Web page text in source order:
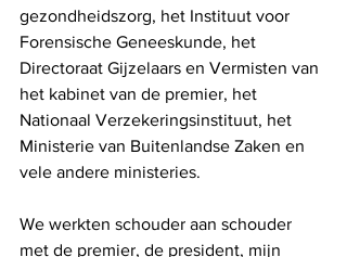
gezondheidszorg, het Instituut voor
Forensische Geneeskunde, het
Directoraat Gijzelaars en Vermisten van
het kabinet van de premier, het
Nationaal Verzekeringsinstituut, het
Ministerie van Buitenlandse Zaken en
vele andere ministeries.
We werkten schouder aan schouder
met de premier, de president, mijn